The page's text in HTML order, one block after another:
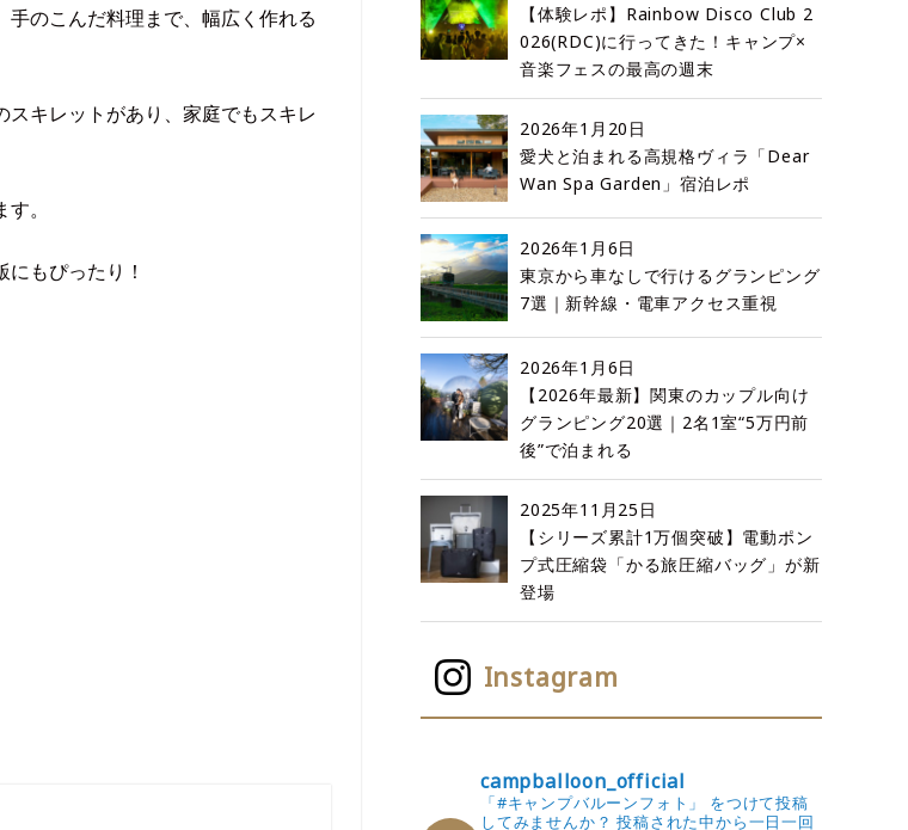
のこんだ料理まで、幅広く作れる
キレットがあり、家庭でもスキレ
。
もぴったり！
【体験レポ】Rainbow Disco Club 2
026(RDC)に行ってきた！キャンプ×
音楽フェスの最高の週末
2026年1月20日
愛犬と泊まれる高規格ヴィラ「Dear
Wan Spa Garden」宿泊レポ
2026年1月6日
東京から車なしで行けるグランピング
7選｜新幹線・電車アクセス重視
2026年1月6日
【2026年最新】関東のカップル向け
グランピング20選｜2名1室“5万円前
後”で泊まれる
2025年11月25日
【シリーズ累計1万個突破】電動ポン
プ式圧縮袋「かる旅圧縮バッグ」が新
登場
Instagram
campballoon_official
「#キャンプバルーンフォト」 をつけて投稿
してみませんか？ 投稿された中から一日一回